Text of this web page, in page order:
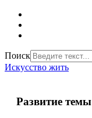
Поиск
Искусство жить
Развитие темы